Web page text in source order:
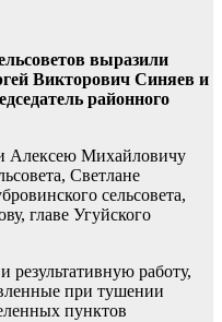
выразили
Викторович Синяев и
районного
Алексею Михайловичу
Светлане
сельсовета,
главе Угуйского
результативную работу,
при тушении
пунктов